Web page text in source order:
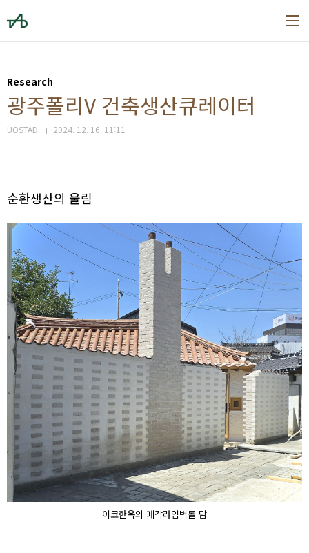
Research
광주폴리V 건축생산큐레이터
UOSTAD 2024. 12. 16. 11:11
순환생산의 울림
이코한옥의 패각라임벽돌 담